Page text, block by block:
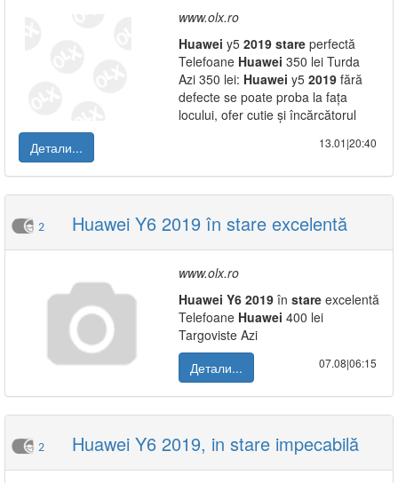
www.olx.ro
Huawei y5 2019 stare perfectă
Telefoane Huawei 350 lei Turda
Azi 350 lei: Huawei y5 2019 fără
defecte se poate proba la fața
locului, ofer cutie și încărcătorul
Детали...
13.01|20:40
2 Huawei Y6 2019 în stare excelentă
www.olx.ro
Huawei Y6 2019 în stare excelentă
Telefoane Huawei 400 lei
Targoviste Azi
Детали...
07.08|06:15
2 Huawei Y6 2019, in stare impecabilă